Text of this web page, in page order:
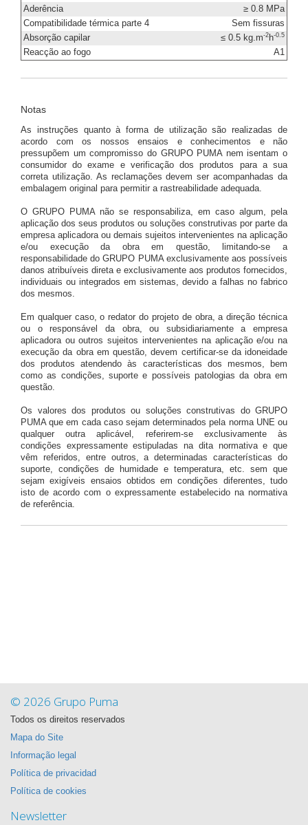
Aderência
≥ 0.8 MPa
Compatibilidade térmica parte 4
Sem fissuras
Absorção capilar
≤ 0.5 kg.m-2h-0.5
Reacção ao fogo A1
Notas
As instruções quanto à forma de utilização são realizadas de
acordo com os nossos ensaios e conhecimentos e não
pressupõem um compromisso do GRUPO PUMA nem isentam o
consumidor do exame e verificação dos produtos para a sua
correta utilização. As reclamações devem ser acompanhadas da
embalagem original para permitir a rastreabilidade adequada.
O GRUPO PUMA não se responsabiliza, em caso algum, pela
aplicação dos seus produtos ou soluções construtivas por parte da
empresa aplicadora ou demais sujeitos intervenientes na aplicação
e/ou execução da obra em questão, limitando-se a
responsabilidade do GRUPO PUMA exclusivamente aos possíveis
danos atribuíveis direta e exclusivamente aos produtos fornecidos,
individuais ou integrados em sistemas, devido a falhas no fabrico
dos mesmos.
Em qualquer caso, o redator do projeto de obra, a direção técnica
ou o responsável da obra, ou subsidiariamente a empresa
aplicadora ou outros sujeitos intervenientes na aplicação e/ou na
execução da obra em questão, devem certificar-se da idoneidade
dos produtos atendendo às características dos mesmos, bem
como as condições, suporte e possíveis patologias da obra em
questão.
Os valores dos produtos ou soluções construtivas do GRUPO
PUMA que em cada caso sejam determinados pela norma UNE ou
qualquer outra aplicável, referirem-se exclusivamente às
condições expressamente estipuladas na dita normativa e que
vêm referidos, entre outros, a determinadas características do
suporte, condições de humidade e temperatura, etc. sem que
sejam exigíveis ensaios obtidos em condições diferentes, tudo
isto de acordo com o expressamente estabelecido na normativa
de referência.
© 2026 Grupo Puma
Todos os direitos reservados
Mapa do Site
Informação legal
Política de privacidad
Política de cookies
Newsletter